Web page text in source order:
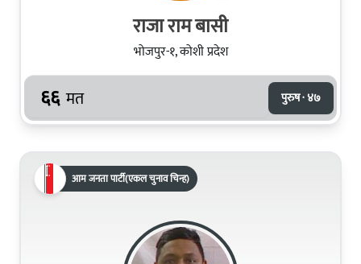
राजा राम बासी
भोजपुर-१, कोशी प्रदेश
६६ मत पुरुष · ४७
आम जनता पार्टी(एकल चुनाव चिन्ह)